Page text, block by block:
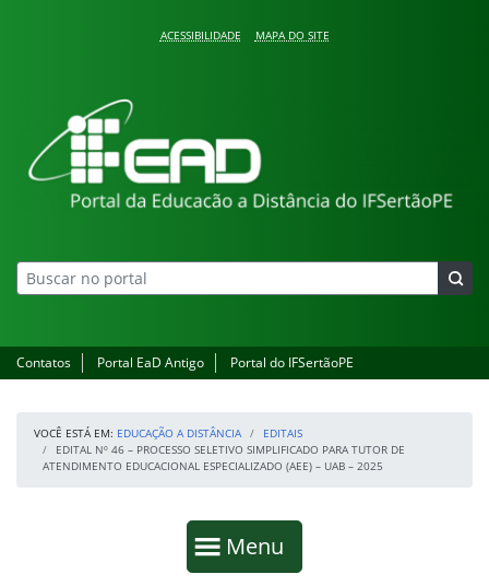
ACESSIBILIDADE MAPA DO SITE
Educação a Distância
Contatos Portal EaD Antigo Portal do IFSertãoPE
VOCÊ ESTÁ EM: EDUCAÇÃO A DISTÂNCIA
EDITAIS
EDITAL Nº 46 – PROCESSO SELETIVO SIMPLIFICADO PARA TUTOR DE
ATENDIMENTO EDUCACIONAL ESPECIALIZADO (AEE) – UAB – 2025
Mostrar
Menu